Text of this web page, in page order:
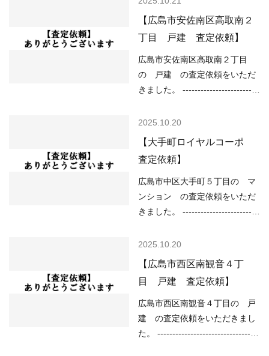
動産を買いやすい ○売り物件が
少なく、物件を探している人が
多い などの状況ですので、
「不動産売却のやり方によって
は高く売却しやすい」状況…
該当なし （洪水）該当なし
（高潮）予想浸水深さ1m以上
2m未満 （内水）該当なし （津
波）浸水想定深さ0.01ｍ以上0.3
ｍ未満 -------------------------------
------ 現在の不動産市況について
動産を買いやすい ○売り物件が
少なく、物件を探している人が
多い などの状況ですので、
「不動産売却のやり方によって
は高く売却しやすい」状…
【広島市安佐南区高取南２
丁目 戸建 査定依頼】
広島市安佐南区高取南２丁目
の 戸建 の査定依頼をいただ
きました。 -------------------------
------------ （用途地域）第一種
限度10ｍ） （道路）東7.20ｍ、
南5.00ｍ （土砂災害）該当なし
（洪水）該当なし （高潮）該当
なし （内水）浸水想定深さ0.01
ｍ以上 （津波）該当なし --------
----------------------------- 現在の
ローンが低金利で不動産を買い
やすい ○売り物件が少なく、物
件を探している人が多い などの
状況ですので、 「不動産売却の
やり方によっては…
2025.10.20
【大手町ロイヤルコーポ
査定依頼】
広島市中区大手町５丁目の マ
ンション の査定依頼をいただ
きました。 -------------------------
------------ （用途地域）商業地
水）浸水想定深さ0.5ｍ未満の区
域 （高潮）予想浸水深さ1ｍ以
上2ｍ未満 （内水）該当なし
（津波）浸水想定深さ1.0ｍ以上
2.0ｍ未満 ---------------------------
2025.10.20
【広島市西区南観音４丁
目 戸建 査定依頼】
広島市西区南観音４丁目の 戸
建 の査定依頼をいただきまし
た。 ----------------------------------